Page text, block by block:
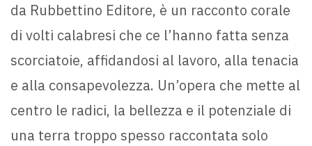
da Rubbettino Editore, è un racconto corale
di volti calabresi che ce l’hanno fatta senza
scorciatoie, affidandosi al lavoro, alla tenacia
e alla consapevolezza. Un’opera che mette al
centro le radici, la bellezza e il potenziale di
una terra troppo spesso raccontata solo